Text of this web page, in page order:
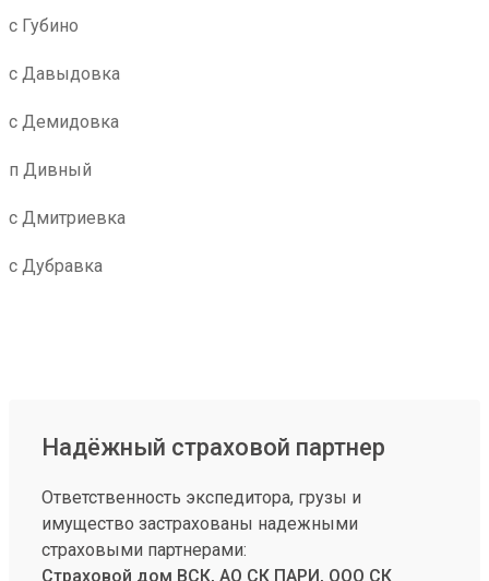
с Губино
с Давыдовка
с Демидовка
п Дивный
с Дмитриевка
с Дубравка
Надёжный страховой партнер
Ответственность экспедитора, грузы и
имущество застрахованы надежными
страховыми партнерами:
Страховой дом ВСК, АО СК ПАРИ, ООО СК